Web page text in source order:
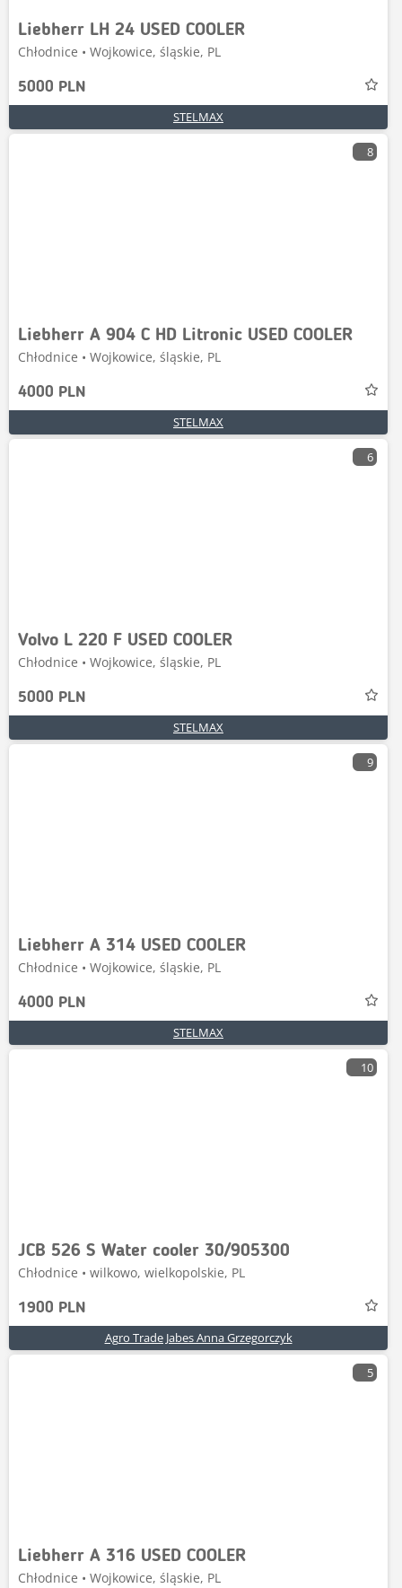
Liebherr LH 24 USED COOLER
Chłodnice • Wojkowice, śląskie, PL
5000 PLN
STELMAX
8
Liebherr A 904 C HD Litronic USED COOLER
Chłodnice • Wojkowice, śląskie, PL
4000 PLN
STELMAX
6
Volvo L 220 F USED COOLER
Chłodnice • Wojkowice, śląskie, PL
5000 PLN
STELMAX
9
Liebherr A 314 USED COOLER
Chłodnice • Wojkowice, śląskie, PL
4000 PLN
STELMAX
10
JCB 526 S Water cooler 30/905300
Chłodnice • wilkowo, wielkopolskie, PL
1900 PLN
Agro Trade Jabes Anna Grzegorczyk
5
Liebherr A 316 USED COOLER
Chłodnice • Wojkowice, śląskie, PL